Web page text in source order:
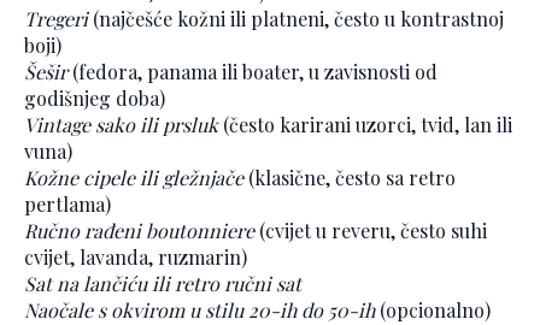
Tregeri(najčešće kožni ili platneni, često u kontrastnoj
boji)
Šešir(fedora, panama ili boater, u zavisnosti od
godišnjeg doba)
Vintage sako ili prsluk(često karirani uzorci, tvid, lan ili
vuna)
Kožne cipele ili gležnjače(klasične, često sa retro
pertlama)
Ručno rađeni boutonniere(cvijet u reveru, često suhi
cvijet, lavanda, ruzmarin)
Sat na lančiću ili retro ručni sat
Naočale s okvirom u stilu 20-ih do 50-ih(opcionalno)